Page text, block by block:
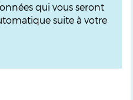
qui vous seront
suite à votre